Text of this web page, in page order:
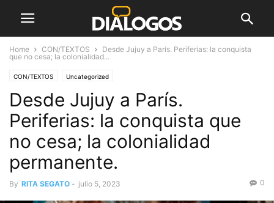
Home CON/TEXTOS
Desde Jujuy a París. Periferias: la conquista
que no cesa; la colonialidad...
CON/TEXTOS Uncategorized
Desde Jujuy a París.
Periferias: la conquista que
no cesa; la colonialidad
permanente.
By RITA SEGATO - julio 5, 2023 0